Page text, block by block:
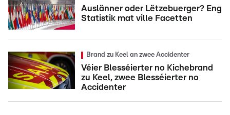
Auslänner oder Lëtzebuerger? Eng
Statistik mat ville Facetten
Brand zu Keel an zwee Accidenter
Véier Blesséierter no Kichebrand
zu Keel, zwee Blesséierter no
Accidenter